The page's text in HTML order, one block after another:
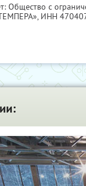
Общество с
ИНН